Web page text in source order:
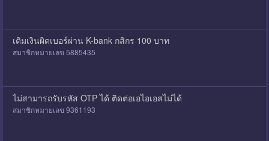
เติมเงินผิดเบอร์ผ่าน K-bank กสิกร 100 บาท
สมาชิกหมายเลข 5885435
ไม่สามารถรับรหัส OTP ได้ ติดต่อเอไอเอสไม่ได้
สมาชิกหมายเลข 9361193